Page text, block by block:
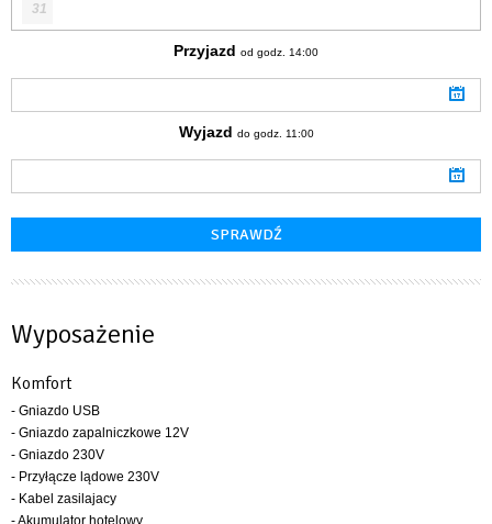
31
Przyjazd od godz. 14:00
Wyjazd do godz. 11:00
Wyposażenie
Komfort
- Gniazdo USB
- Gniazdo zapalniczkowe 12V
- Gniazdo 230V
- Przyłącze lądowe 230V
- Kabel zasilajacy
- Akumulator hotelowy